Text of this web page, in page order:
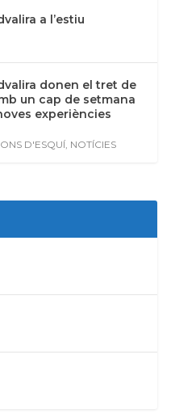
a l’estiu
donen el tret de
un cap de setmana
experiències
D'ESQUÍ, NOTÍCIES